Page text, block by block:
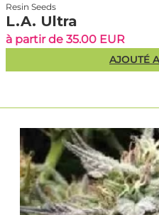
Resin Seeds
L.A. Ultra
à partir de 35.00 EUR
AJOUTÉ